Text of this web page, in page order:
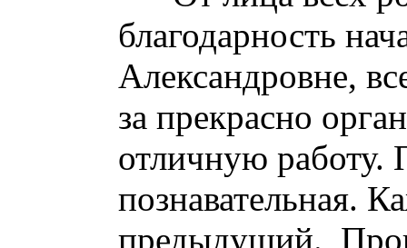
благодарность
Александровне,
за прекрасно
отличную работу.
познавательная.
предыдущий.